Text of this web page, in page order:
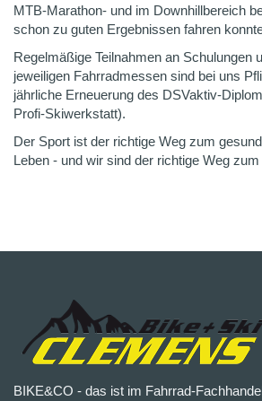
MTB-Marathon- und im Downhillbereich
schon zu guten Ergebnissen fahren
Regelmäßige Teilnahmen an Schulungen
jeweiligen Fahrradmessen sind bei uns
jährliche Erneuerung des DSVaktiv-
Profi-Skiwerkstatt).
Der Sport ist der richtige Weg zum
Leben - und wir sind der richtige Weg zum
BIKE&CO - das ist im Fahrrad-